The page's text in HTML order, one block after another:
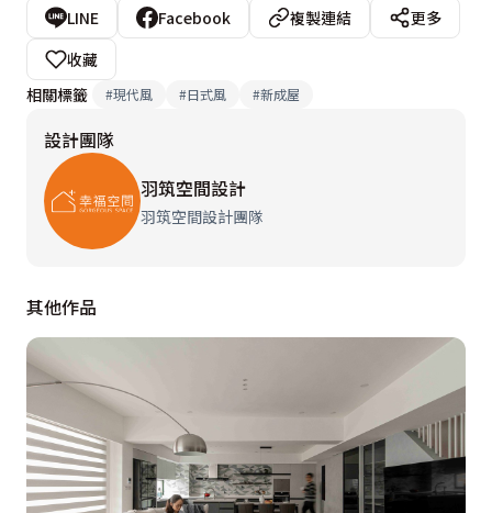
平台上看書。二是以清美學風格隱藏機能，拋開滿滿木作
櫃，開放式衣帽區照明使用柱狀木質造型，搭配實木掛衣
稈，散發出自然氣息，營造出日式品牌商品陳列意象，形
天花板大膽採裸露設計，經噴白隱藏管線，為屋主降低裝
修預算。適度利用留白設計，為空間抹上一層灰藍色，一
路蔓延到私領域廊道，形成活潑的跳色手法，藉由色彩擴
印風格，帶來零壓無負擔的生活型態。
LINE Facebook 複製連結
更多
收藏
相關標籤
#現代風 #日式風 #新成屋
設計團隊
羽筑空間設計
羽筑空間設計團隊
其他作品